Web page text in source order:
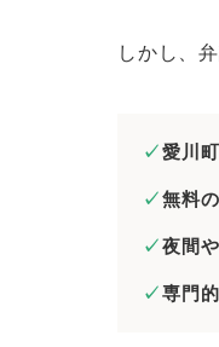
しかし、
愛川
無料
夜間
専門